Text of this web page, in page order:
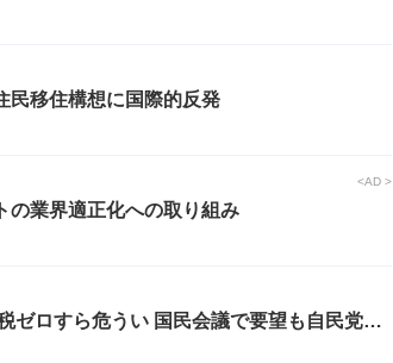
民移住構想に国際的反発
の業界適正化への取り組み
<AD >
ゼロすら危うい 国民会議で要望も自民党に